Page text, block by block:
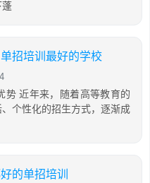
蓬
招培训最好的学校
势 近年来，随着高等教育的
个性化的招生方式，逐渐成
的单招培训